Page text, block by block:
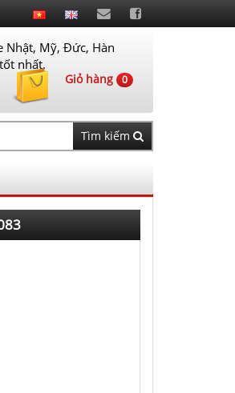
Nhật, Mỹ, Đức, Hàn
nhất.
Giỏ hàng 0
Tìm kiếm